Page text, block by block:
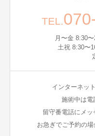
TEL.
月〜金 8:30〜
土祝 8:30〜
インターネッ
施術中は電
留守番電話にメッ
お急ぎでご予約の